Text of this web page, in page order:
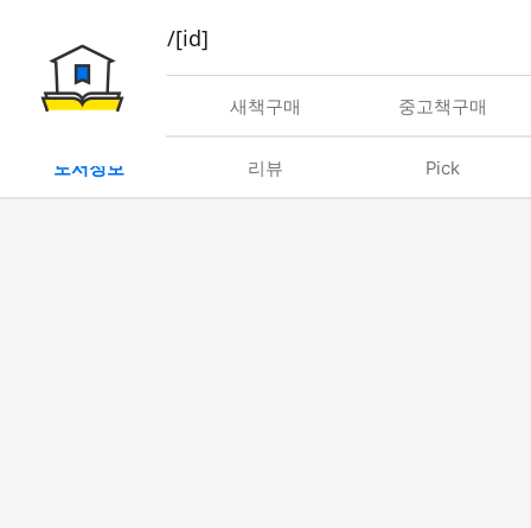
book/rent/[id]
대여 새책구매 중고책구매
도서정보 리뷰 Pick